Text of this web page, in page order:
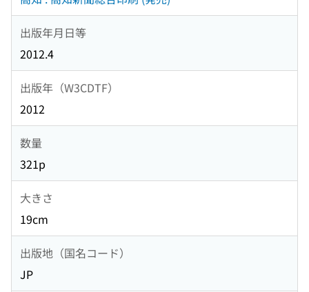
出版年月日等
2012.4
出版年（W3CDTF）
2012
数量
321p
大きさ
19cm
出版地（国名コード）
JP